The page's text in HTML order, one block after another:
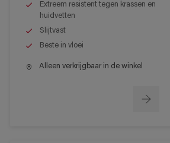
Extreem resistent tegen krassen en
huidvetten
Slijtvast
Beste in vloei
Alleen verkrijgbaar in de winkel